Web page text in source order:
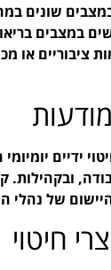
שונים
במצבים
ציבוריים או
של נהלי
חיטוי